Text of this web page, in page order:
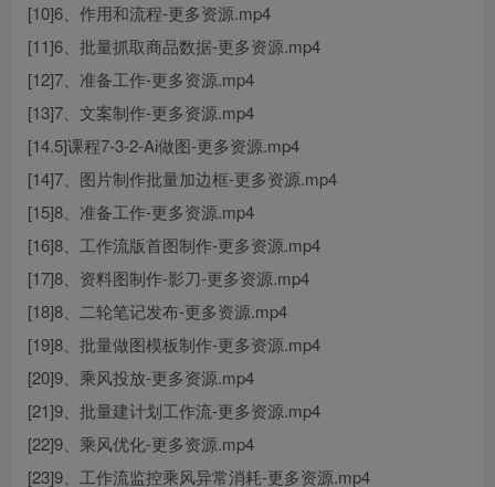
[10]6、作用和流程-更多资源.mp4
[11]6、批量抓取商品数据-更多资源.mp4
[12]7、准备工作-更多资源.mp4
[13]7、文案制作-更多资源.mp4
[14.5]课程7-3-2-Ai做图-更多资源.mp4
[14]7、图片制作批量加边框-更多资源.mp4
[15]8、准备工作-更多资源.mp4
[16]8、工作流版首图制作-更多资源.mp4
[17]8、资料图制作-影刀-更多资源.mp4
[18]8、二轮笔记发布-更多资源.mp4
[19]8、批量做图模板制作-更多资源.mp4
[20]9、乘风投放-更多资源.mp4
[21]9、批量建计划工作流-更多资源.mp4
[22]9、乘风优化-更多资源.mp4
[23]9、工作流监控乘风异常消耗-更多资源.mp4